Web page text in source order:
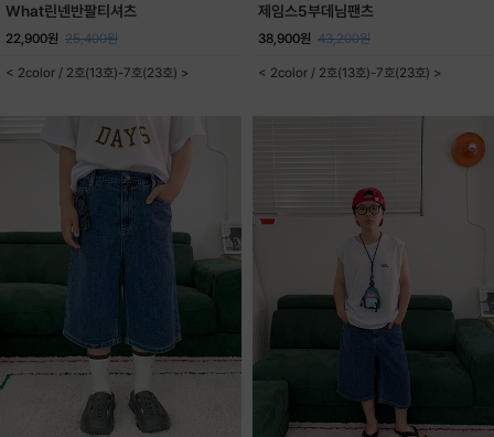
What린넨반팔티셔츠
22,900원 25,400원
< 2color / 2호(13호)-7호(23호) >
제임스5부데님팬츠
38,900원 43,200원
< 2color / 2호(13호)-7호(23호) >